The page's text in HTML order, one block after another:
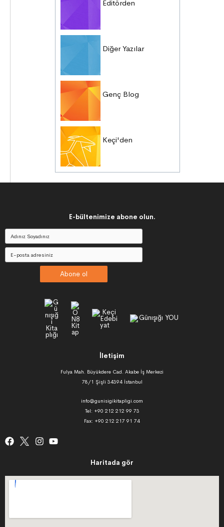
Editörden
Diğer Yazılar
Genç Blog
Keçi'den
E-bültenimize abone olun.
Abone ol
İletişim
Fulya Mah. Büyükdere Cad. Akabe İş Merkezi
78/1 Şişli 34394 İstanbul
info@gunisigikitapligi.com
Tel: +90 212 212 99 73
Fax: +90 212 217 91 74
Haritada gör